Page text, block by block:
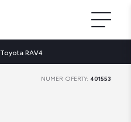
Toyota RAV4
NUMER OFERTY: 401553